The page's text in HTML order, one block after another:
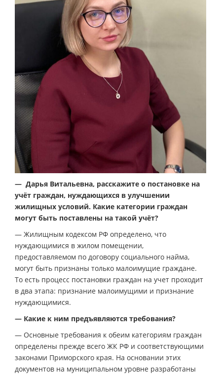
— Дарья Витальевна, расскажите о постановке на
учёт граждан, нуждающихся в улучшении
жилищных условий. Какие категории граждан
могут быть поставлены на такой учёт?
— Жилищным кодексом РФ определено, что
нуждающимися в жилом помещении,
предоставляемом по договору социального найма,
могут быть признаны только малоимущие граждане.
То есть процесс постановки граждан на учет проходит
в два этапа: признание малоимущими и признание
нуждающимися.
— Какие к ним предъявляются требования?
— Основные требования к обеим категориям граждан
определены прежде всего ЖК РФ и соответствующими
законами Приморского края. На основании этих
документов на муниципальном уровне разработаны